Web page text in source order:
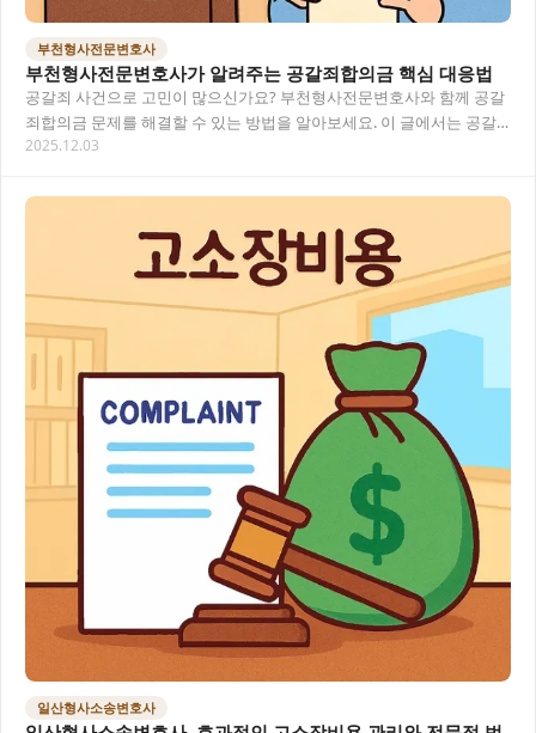
부천형사전문변호사
부천형사전문변호사가 알려주는 공갈죄합의금 핵심 대응법
공갈죄 사건으로 고민이 많으신가요? 부천형사전문변호사와 함께 공갈
죄합의금 문제를 해결할 수 있는 방법을 알아보세요. 이 글에서는 공갈
죄의 법적 정의부터 합의금 관련 오해와 진실,…
2025.12.03
일산형사소송변호사